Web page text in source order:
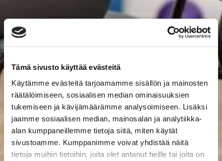
Tämä sivusto käyttää evästeitä
Käytämme evästeitä tarjoamamme sisällön ja mainosten
räätälöimiseen, sosiaalisen median ominaisuuksien
tukemiseen ja kävijämäärämme analysoimiseen. Lisäksi
jaamme sosiaalisen median, mainosalan ja analytiikka-
alan kumppaneillemme tietoja siitä, miten käytät
sivustoamme. Kumppanimme voivat yhdistää näitä
tietoja muihin tietoihin, joita olet antanut heille tai joita on